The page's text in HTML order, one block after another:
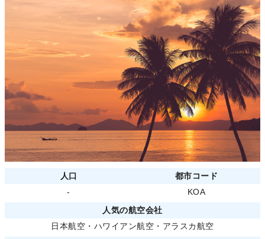
人口
都市コード
-
KOA
人気の航空会社
日本航空 ・ ハワイアン航空 ・ アラスカ航空